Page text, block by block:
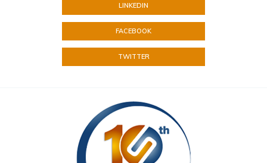
LINKEDIN
FACEBOOK
TWITTER